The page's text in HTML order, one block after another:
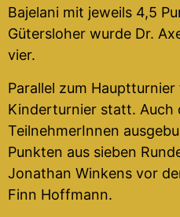
Bajelani mit jeweils 4,5
Gütersloher wurde Dr.
vier.
Parallel zum
Kinderturnier statt. Auch
TeilnehmerInnen
Punkten aus sieben
Jonathan Winkens vor
Finn Hoffmann.